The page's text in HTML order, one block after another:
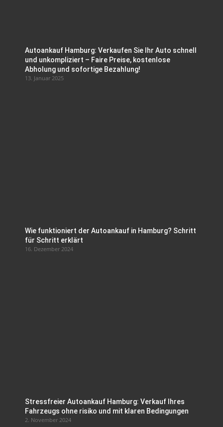
Autoankauf Hamburg: Verkaufen Sie Ihr Auto schnell
und unkompliziert – Faire Preise, kostenlose
Abholung und sofortige Bezahlung!
13. Januar 2025
Wie funktioniert der Autoankauf in Hamburg? Schritt
für Schritt erklärt
16. Dezember 2024
Stressfreier Autoankauf Hamburg: Verkauf Ihres
Fahrzeugs ohne risiko und mit klaren Bedingungen
2. November 2024